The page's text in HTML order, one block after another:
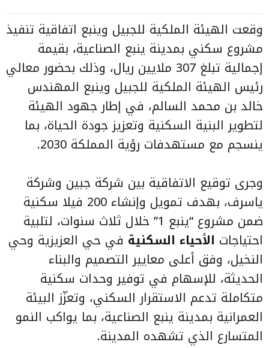
وقعت الهيئة الملكية للجبيل وينبع اتفاقية تنفيذ
مشروع سكني بمدينة ينبع الصناعية، بقيمة
إجمالية تبلغ 307 ملايين ريال، وذلك بحضور معالي
رئيس الهيئة الملكية للجبيل وينبع المهندس
خالد بن محمد السالم، في إطار جهود الهيئة
لتطوير البنية السكنية وتعزيز جودة الحياة، بما
ينسجم مع مستهدفات رؤية المملكة 2030.
وجرى توقيع الاتفاقية بين شركة جبين وشركة
ياسرف، بهدف تمويل وإنشاء 200 فيلا سكنية
ضمن مشروع “ينبع 1” خلال ثلاث سنوات، لتلبية
احتياجات الأحياء السكنية في حي العزيزية وحي
النخيل، وفق أعلى معايير التصميم والبناء
الحديثة، للإسهام في توفير وحدات سكنية
متكاملة تدعم الاستقرار السكني، وتعزّز البيئة
العمرانية بمدينة ينبع الصناعية، بما يواكب النمو
المتسارع الذي تشهده المدينة.